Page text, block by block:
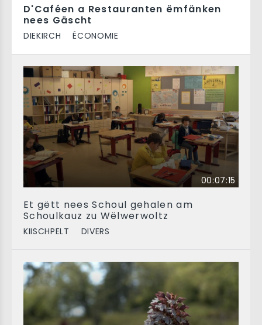
D'Caféen a Restauranten ëmfänken
nees Gäscht
DIEKIRCH ÉCONOMIE
00:07:15
Et gëtt nees Schoul gehalen am
Schoulkauz zu Wëlwerwoltz
KIISCHPELT DIVERS